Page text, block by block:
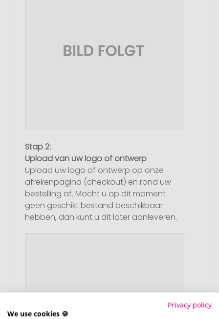
Stap 2:
Upload van uw logo of ontwerp
Upload uw logo of ontwerp op onze
afrekenpagina (checkout) en rond uw
bestelling af. Mocht u op dit moment
geen geschikt bestand beschikbaar
hebben, dan kunt u dit later aanleveren.
Privacy policy
We use cookies 🍪